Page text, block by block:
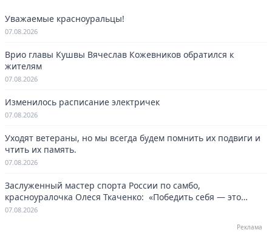
Уважаемые красноуральцы!
07.08.2026
Врио главы Кушвы Вячеслав Кожевников обратился к
жителям
07.08.2026
Изменилось расписание электричек
07.08.2026
Уходят ветераны, но мы всегда будем помнить их подвиги и
чтить их память.
07.08.2026
Заслуженный мастер спорта России по самбо,
красноуралочка Олеся Ткаченко: «Победить себя — это
навсегда»
07.08.2026
Реклама